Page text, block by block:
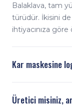
Balaklava, tam
türüdür. İkisini
ihtiyacınıza göre
Kar maskesine
maskesi
Üretici misiniz,